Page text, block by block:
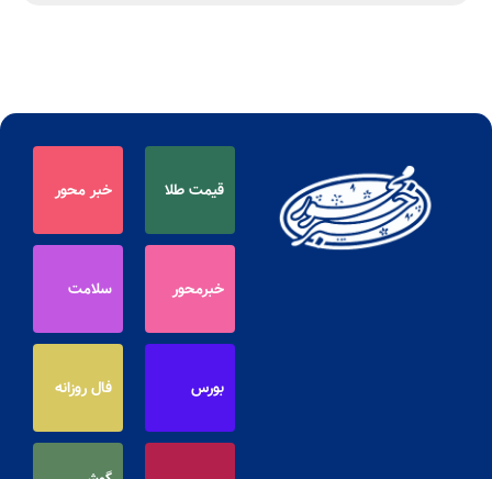
قیمت طلا خبر محور
خبرمحور سلامت
بورس فال روزانه